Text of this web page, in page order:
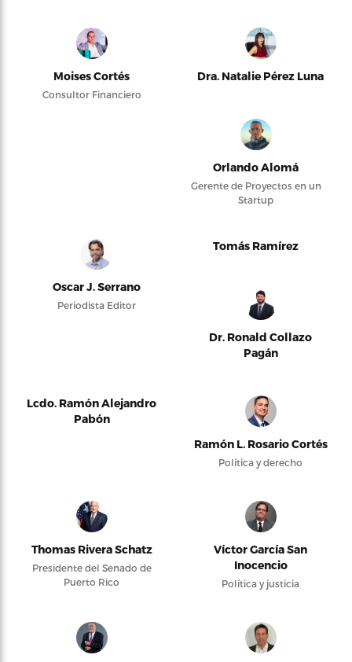
Moises Cortés
Consultor Financiero
Dra. Natalie Pérez Luna
Orlando Alomá
Gerente de Proyectos en un
Startup
Oscar J. Serrano
Periodista Editor
Tomás Ramírez
Dr. Ronald Collazo
Pagán
Lcdo. Ramón Alejandro
Pabón
Ramón L. Rosario Cortés
Política y derecho
Thomas Rivera Schatz
Presidente del Senado de
Puerto Rico
Víctor García San
Inocencio
Política y justicia